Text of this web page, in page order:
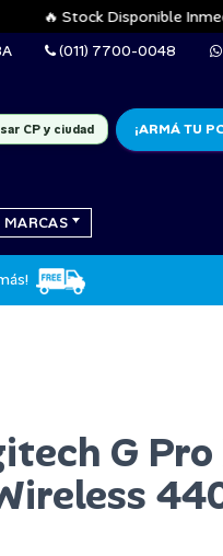
🔥 Stock Disponible
(011) 7700-0048
CP y ciudad ¡ARMÁ TU
MARCAS
G